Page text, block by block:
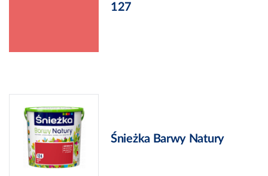
127
Śnieżka Barwy Natury